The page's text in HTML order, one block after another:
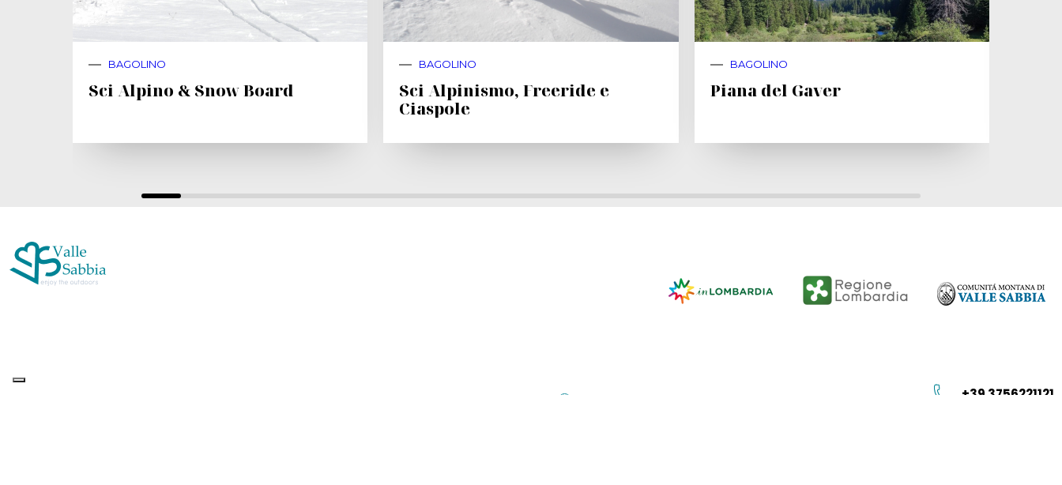
BAGOLINO
Sci Alpino & Snow Board
BAGOLINO
Sci Alpinismo, Freeride e
Ciaspole
BAGOLINO
Piana del Gaver
+39 3756221121